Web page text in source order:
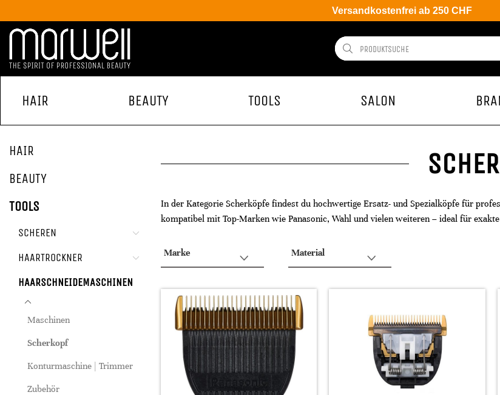
Versandkostenfrei ab 250 CHF
HAIR BEAUTY TOOLS SALON
HAIR
BEAUTY
TOOLS
SCHEREN
HAARTROCKNER
HAARSCHNEIDEMASCHINEN
Maschinen
Scherkopf
Konturmaschine | Trimmer
Zubehör
In der Kategorie Scherköpfe findest du hochwertige Ersatz- und Spezialköpfe für
kompatibel mit Top-Marken wie Panasonic, Wahl und vielen weiteren – ideal für
Marke Material